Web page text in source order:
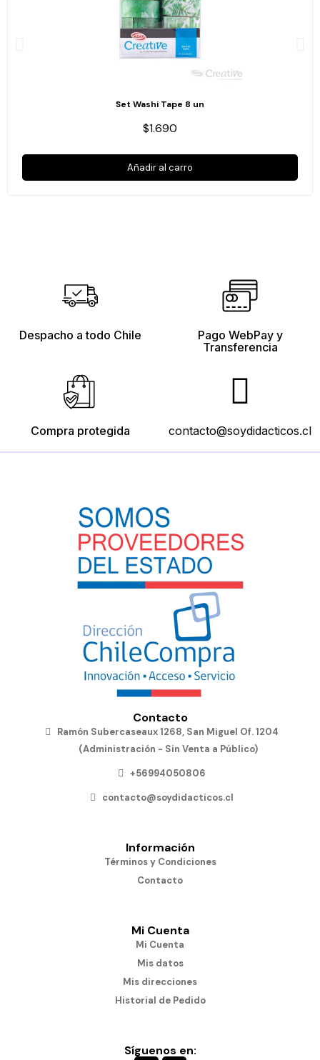
Set Washi Tape 8 un
$1.690
Añadir al carro
Despacho a todo Chile
Pago WebPay y
Transferencia
Compra protegida contacto@soydidacticos.cl
Contacto
Ramón Subercaseaux 1268, San Miguel Of. 1204
(Administración - Sin Venta a Público)
+56994050806
contacto@soydidacticos.cl
Información
Términos y Condiciones
Contacto
Mi Cuenta
Mi Cuenta
Mis datos
Mis direcciones
Historial de Pedido
Síguenos en: